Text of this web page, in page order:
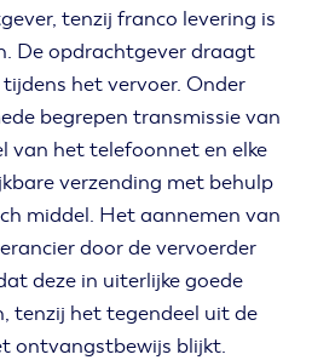
tenzij franco levering is
De opdrachtgever draagt
het vervoer. Onder
begrepen transmissie van
van het telefoonnet en elke
verzending met behulp
middel. Het aannemen van
door de vervoerder
deze in uiterlijke goede
tenzij het tegendeel uit de
ontvangstbewijs blijkt.